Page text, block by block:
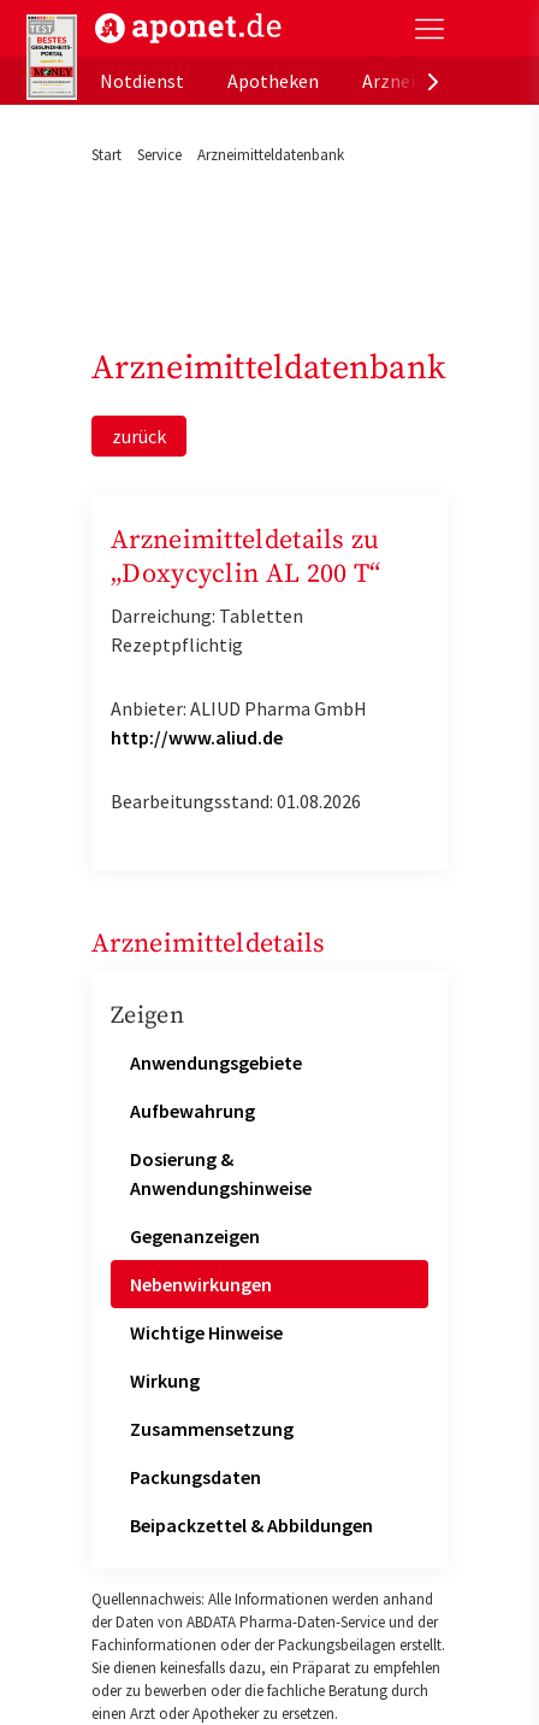
aponet.de - Das offizielle Gesundheitsportal der
Notdienst
Apotheken
Start Service Arzneimitteldatenbank
Arzneimitteldatenbank
zurück
Arzneimitteldetails zu
„Doxycyclin AL 200 T“
Darreichung: Tabletten
Rezeptpflichtig
Anbieter: ALIUD Pharma GmbH
http://www.aliud.de
Bearbeitungsstand: 01.08.2026
Arzneimitteldetails
Zeigen
Anwendungsgebiete
Aufbewahrung
Dosierung &
Anwendungshinweise
Gegenanzeigen
Nebenwirkungen
Wichtige Hinweise
Wirkung
Zusammensetzung
Packungsdaten
Beipackzettel & Abbildungen
Quellennachweis: Alle Informationen werden anhand
der Daten von ABDATA Pharma-Daten-Service und der
Fachinformationen oder der Packungsbeilagen erstellt.
Sie dienen keinesfalls dazu, ein Präparat zu empfehlen
oder zu bewerben oder die fachliche Beratung durch
einen Arzt oder Apotheker zu ersetzen.